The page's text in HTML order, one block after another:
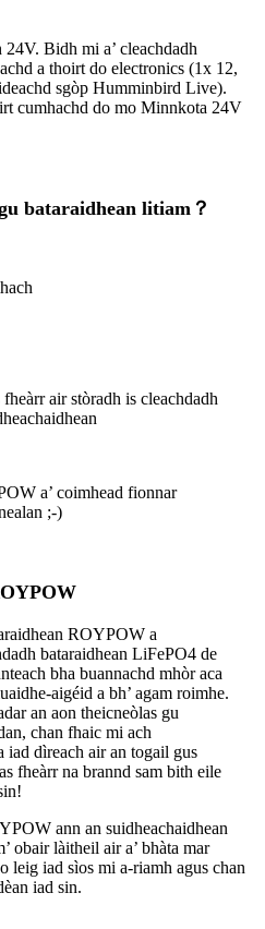
Bidh mi a’ cleachdadh
a thoirt do electronics (1x 12,
sgòp Humminbird Live).
cumhachd do mo Minnkota 24V
bataraidhean litiam？
air stòradh is cleachdadh
a’ coimhead fionnar
;-)
ROYPOW a
bataraidhean LiFePO4 de
bha buannachd mhòr aca
aigéid a bh’ agam roimhe.
an aon theicneòlas gu
chan fhaic mi ach
dìreach air an togail gus
fheàrr na brannd sam bith eile
ann an suidheachaidhean
obair làitheil air a’ bhàta mar
leig iad sìos mi a-riamh agus chan
iad sin.